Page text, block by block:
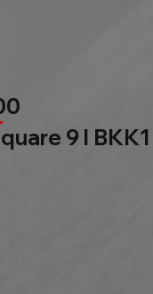
9 l BKK1